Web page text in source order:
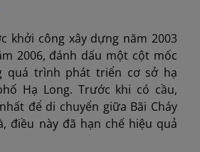
khởi công xây dựng năm 2003
2006, đánh dấu một cột mốc
quá trình phát triển cơ sở hạ
Hạ Long. Trước khi có cầu,
để di chuyển giữa Bãi Cháy
điều này đã hạn chế hiệu quả